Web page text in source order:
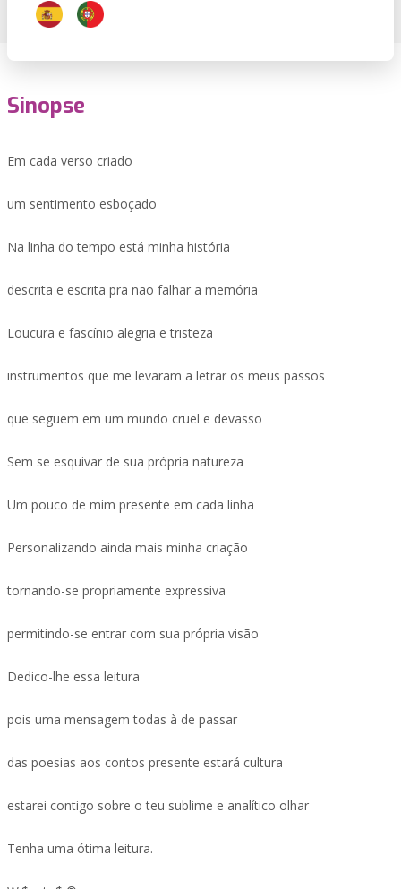
Sinopse
Em cada verso criado
um sentimento esboçado
Na linha do tempo está minha história
descrita e escrita pra não falhar a memória
Loucura e fascínio alegria e tristeza
instrumentos que me levaram a letrar os meus passos
que seguem em um mundo cruel e devasso
Sem se esquivar de sua própria natureza
Um pouco de mim presente em cada linha
Personalizando ainda mais minha criação
tornando-se propriamente expressiva
permitindo-se entrar com sua própria visão
Dedico-lhe essa leitura
pois uma mensagem todas à de passar
das poesias aos contos presente estará cultura
estarei contigo sobre o teu sublime e analítico olhar
Tenha uma ótima leitura.